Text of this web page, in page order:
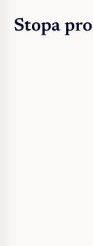
Stopa